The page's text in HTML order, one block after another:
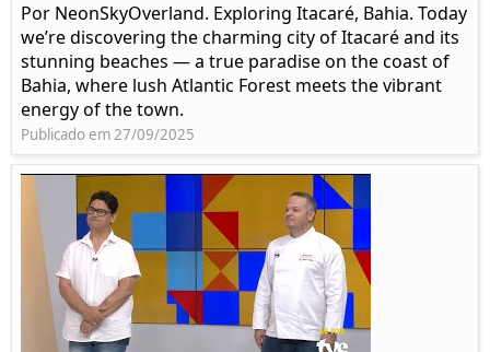
Por NeonSkyOverland. Exploring Itacaré, Bahia. Today
we’re discovering the charming city of Itacaré and its
stunning beaches — a true paradise on the coast of
Bahia, where lush Atlantic Forest meets the vibrant
energy of the town.
Publicado em 27/09/2025